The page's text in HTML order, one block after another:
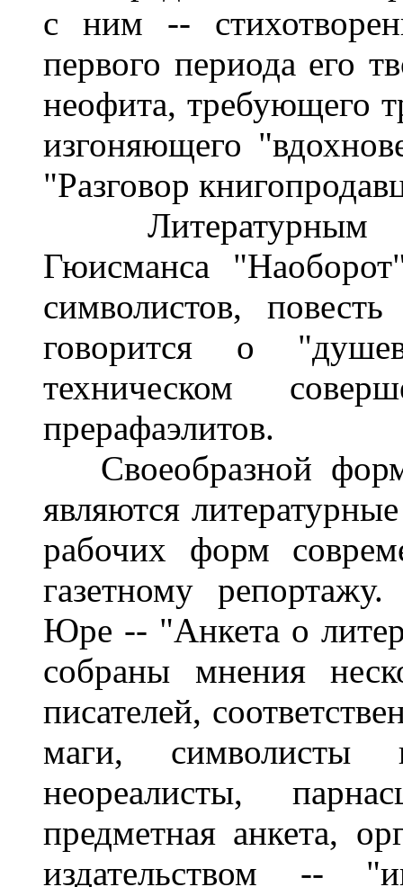
с ним --
первого периода его
неофита, требующего
изгоняющего
"Разговор
Литературным
Гюисманса
символистов,
говорится о
техническом
прерафаэлитов.
Своеобразной
являются
рабочих форм
газетному
Юре -- "Анкета о
собраны мнения
писателей,
маги, символисты
неореалисты,
предметная анкета,
издательством --